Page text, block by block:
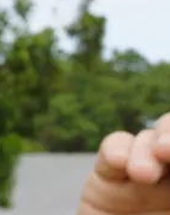
- 00:15h.
Kike, de su
es que
Kike Calleja
contener